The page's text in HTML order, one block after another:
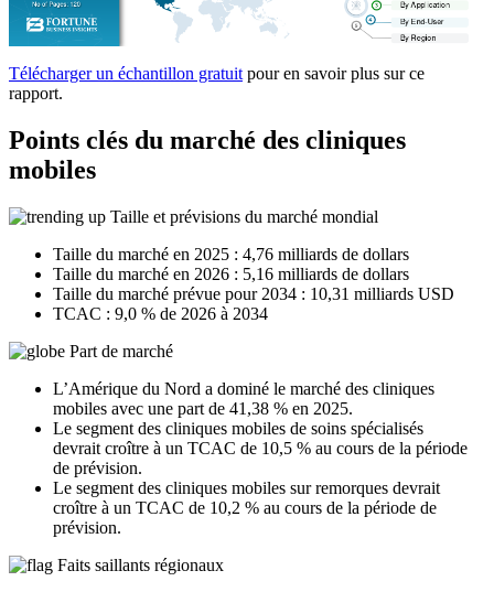
Télécharger un échantillon gratuit pour en savoir plus sur ce
rapport.
Points clés du marché des cliniques
mobiles
Taille et prévisions du marché mondial
Taille du marché en 2025 : 4,76 milliards de dollars
Taille du marché en 2026 : 5,16 milliards de dollars
Taille du marché prévue pour 2034 : 10,31 milliards USD
TCAC : 9,0 % de 2026 à 2034
Part de marché
L’Amérique du Nord a dominé le marché des cliniques
mobiles avec une part de 41,38 % en 2025.
Le segment des cliniques mobiles de soins spécialisés
devrait croître à un TCAC de 10,5 % au cours de la période
de prévision.
Le segment des cliniques mobiles sur remorques devrait
croître à un TCAC de 10,2 % au cours de la période de
prévision.
Faits saillants régionaux